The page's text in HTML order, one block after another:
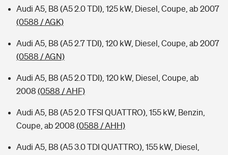
Audi A5, B8 (A5 2.0 TDI), 125 kW, Diesel, Coupe, ab 2007
(0588 / AGK)
Audi A5, B8 (A5 2.7 TDI), 120 kW, Diesel, Coupe, ab 2007
(0588 / AGN)
Audi A5, B8 (A5 2.0 TDI), 120 kW, Diesel, Coupe, ab
2008 (0588 / AHF)
Audi A5, B8 (A5 2.0 TFSI QUATTRO), 155 kW, Benzin,
Coupe, ab 2008 (0588 / AHH)
Audi A5, B8 (A5 3.0 TDI QUATTRO), 155 kW, Diesel,